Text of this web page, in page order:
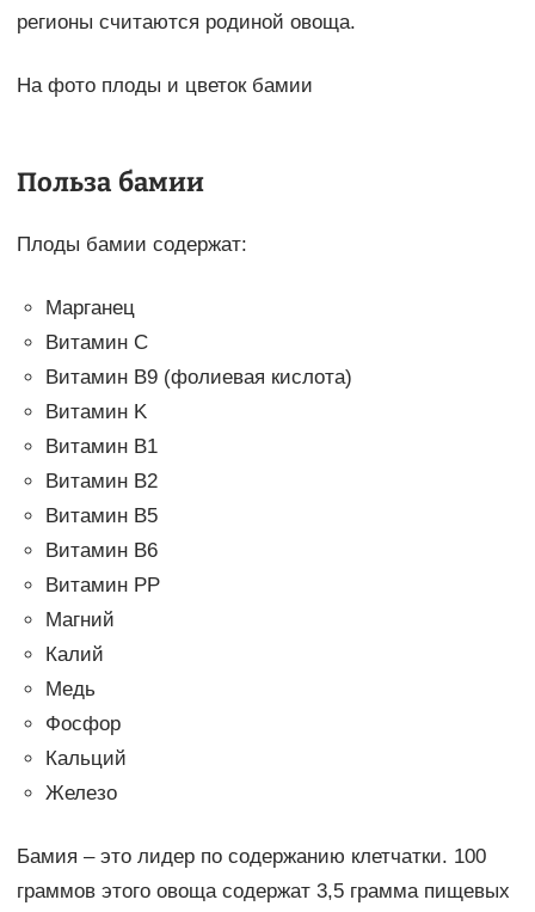
регионы считаются родиной овоща.
На фото плоды и цветок бамии
Польза бамии
Плоды бамии содержат:
Марганец
Витамин C
Витамин B9 (фолиевая кислота)
Витамин K
Витамин B1
Витамин B2
Витамин B5
Витамин B6
Витамин PP
Магний
Калий
Медь
Фосфор
Кальций
Железо
Бамия – это лидер по содержанию клетчатки. 100
граммов этого овоща содержат 3,5 грамма пищевых